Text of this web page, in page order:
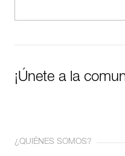
¡Únete a la
¿QUIÉNES SOMOS?